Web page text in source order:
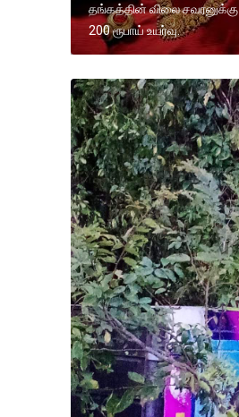
தங்கத்தின் விலை சவரனுக்கு
200 ரூபாய் உயர்வு.